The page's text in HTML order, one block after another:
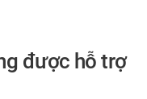
được hỗ trợ